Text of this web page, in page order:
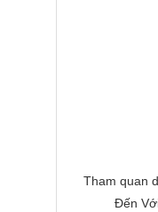
Tham quan
Đến